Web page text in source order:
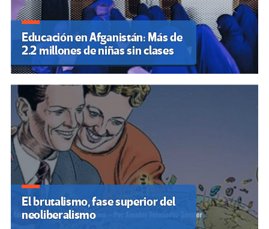
Educación en Afganistán: Más de
2.2 millones de niñas sin clases
El brutalismo, fase superior del
neoliberalismo